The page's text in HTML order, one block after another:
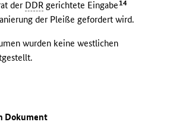
der DDR gerichtete Eingabe14
der Pleiße gefordert wird.
wurden keine westlichen
Dokument